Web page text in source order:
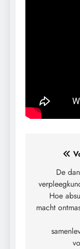
Bericht
De
Hoe
macht